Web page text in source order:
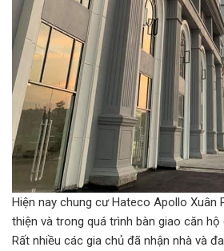
Hiện nay chung cư Hateco Apollo Xuân
thiện và trong quá trình bàn giao căn
Rất nhiều các gia chủ đã nhận nhà và